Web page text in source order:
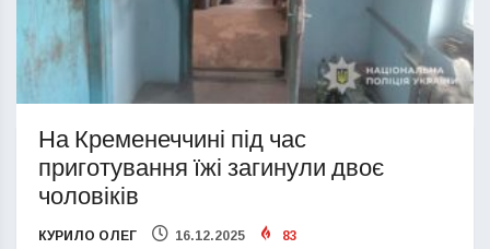
На Кременеччині під час
приготування їжі загинули двоє
чоловіків
КУРИЛО ОЛЕГ 16.12.2025 83